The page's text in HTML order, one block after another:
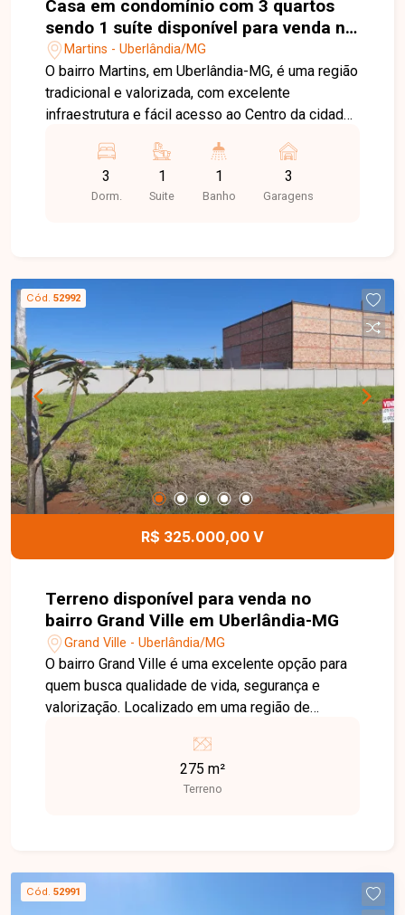
Casa em condomínio com 3 quartos
sendo 1 suíte disponível para venda no
bairro Martins em Uberlândia-MG
Martins - Uberlândia/MG
O bairro Martins, em Uberlândia-MG, é uma região
tradicional e valorizada, com excelente
infraestrutura e fácil acesso ao Centro da cidade.
comércios e diversos serviços, oferece
praticidade, conforto e qualidade de vida para
toda a família. Sobrado em condomínio fechado
01 suíte com closet, banheiro social e corredor
de circulação, proporcionando conforto e
privacidade. No pavimento térreo, dispõe de sala
de jantar integrada, cozinha, lavabo, área de
serviço e 03 vagas de garagem, oferecendo
praticidade e excelente aproveitamento dos
espaços. Uma excelente opção para quem busca
segurança, sofisticação e comodidade em uma
das melhores localizações da cidade. Entre em
contato para mais informações e agende uma
visita para conhecer este excelente imóvel.
3
Dorm.
1
Suite
1
Banho
3
Garagens
Cód. 52992
R$ 325.000,00 V
Terreno disponível para venda no
bairro Grand Ville em Uberlândia-MG
Grand Ville - Uberlândia/MG
O bairro Grand Ville é uma excelente opção para
quem busca qualidade de vida, segurança e
valorização. Localizado em uma região de
principais vias da cidade e reúne tranquilidade,
infraestrutura e excelente potencial para
proporcionando excelente aproveitamento do
terreno em um condomínio que oferece
275 m²
Terreno
Cód. 52991